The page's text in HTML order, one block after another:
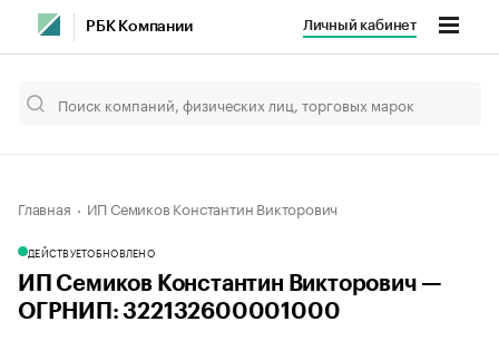
РБК Компании Личный кабинет
Главная ИП Семиков Константин Викторович
ДЕЙСТВУЕТОБНОВЛЕНО
ИП Семиков Константин Викторович —
ОГРНИП: 322132600001000